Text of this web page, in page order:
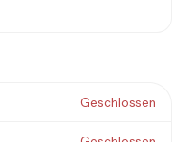
Geschlossen